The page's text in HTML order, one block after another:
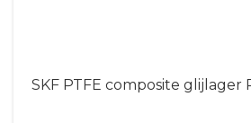
SKF PTFE composite glijlager